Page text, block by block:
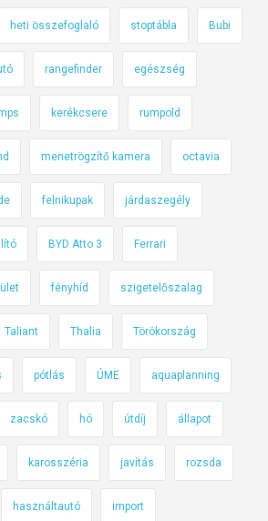
heti összefoglaló stoptábla Bubi
rangefinder egészség
kerékcsere rumpold
menetrögzítő kamera octavia
felnikupak járdaszegély
BYD Atto 3 Ferrari
fényhíd szigetelőszalag
Taliant Thalia Törökország
pótlás ÚME aquaplanning
zacskó hó útdíj állapot
karosszéria javítás rozsda
használtautó import